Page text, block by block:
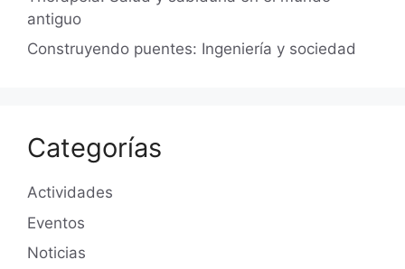
antiguo
Construyendo puentes: Ingeniería y sociedad
Categorías
Actividades
Eventos
Noticias